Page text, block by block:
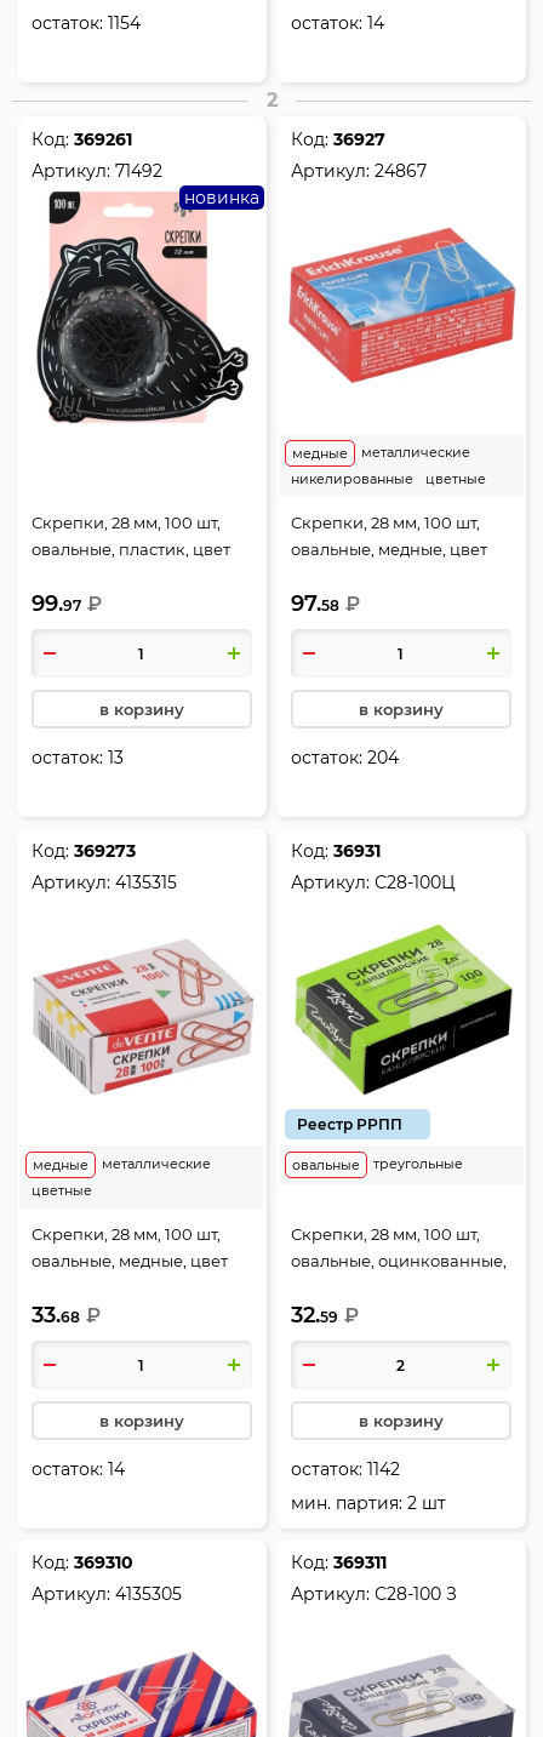
остаток:1154 остаток:14
2
Код:369261
Артикул:71492
новинка
Скрепки, 28 мм, 100 шт,
овальные, пластик, цвет
подложке из картона,
Чёрный котик, Феникс,
71492
99.97 ₽
в корзину
остаток:13
Код:36927
Артикул:24867
металлические
никелированные
медные
цветные
Скрепки, 28 мм, 100 шт,
овальные, медные, цвет
коробка, Erich Krause,
24867
97.58 ₽
в корзину
остаток:204
Код:369273
Артикул:4135315
металлические
медные
цветные
Скрепки, 28 мм, 100 шт,
овальные, медные, цвет
коробка, deVENTE, 4135315
33.68 ₽
в корзину
остаток:14
Код:36931
Артикул:С28-100Ц
Реестр РРПП
треугольные
овальные
Скрепки, 28 мм, 100 шт,
овальные, оцинкованные,
коробка, Globus, С28-100Ц
32.59 ₽
в корзину
остаток:1142
мин. партия: 2 шт
Код:369310
Артикул:4135305
Код:369311
Артикул:С28-100 З